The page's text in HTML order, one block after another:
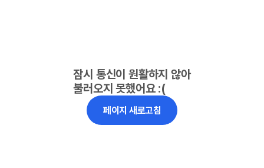
잠시 통신이 원활하지 않아
불러오지 못했어요 :(
페이지 새로고침